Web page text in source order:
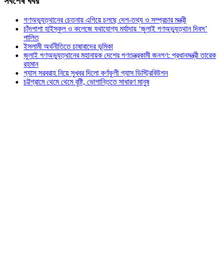
গণঅভ্যুত্থানের চেতনায় এগিয়ে চলছে দেশ-তথ্য ও সম্প্রচার মন্ত্রী
চাঁদপাশা হাইস্কুল ও কলেজে যথাযোগ্য মর্যাদায় ‘জুলাই গণঅভ্যুত্থান দিবস’
পালিত
ইসলামী অর্থনীতিতে চাষাবাদের ভূমিকা
জুলাই গণঅভ্যুত্থানের মহানায়ক দেশের গণতন্ত্রকামী জনগণ: প্রধানমন্ত্রী তারেক
রহমান
গ্যাস সরবরাহ নিয়ে সুখবর দিলো কর্ণফুলী গ্যাস ডিস্ট্রিবিউশন
চট্টগ্রামে থেমে থেমে বৃষ্টি, ভোগান্তিতে সাধারণ মানুষ